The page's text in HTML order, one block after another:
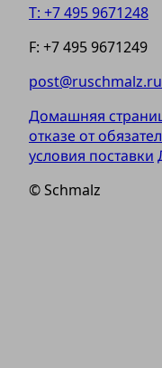
T: +7 495 9671248
F: +7 495 9671249
post@ruschmalz.ru
Домашняя
отказе от
условия поставки
© Schmalz